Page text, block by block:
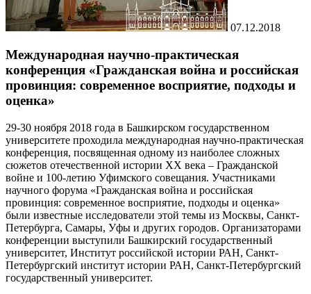
07.12.2018
Международная научно-практическая
конференция «Гражданская война и российская
провинция: современное восприятие, подходы и
оценка»
29-30 ноября 2018 года в Башкирском государственном
университете проходила международная научно-практическая
конференция, посвященная одному из наиболее сложных
сюжетов отечественной истории ХХ века – Гражданской
войне и 100-летию Уфимского совещания. Участниками
научного форума «Гражданская война и российская
провинция: современное восприятие, подходы и оценка»
были известные исследователи этой темы из Москвы, Санкт-
Петербурга, Самары, Уфы и других городов. Организаторами
конференции выступили Башкирский государственный
университет, Институт российской истории РАН, Санкт-
Петербургский институт истории РАН, Санкт-Петербургский
государственный университет.